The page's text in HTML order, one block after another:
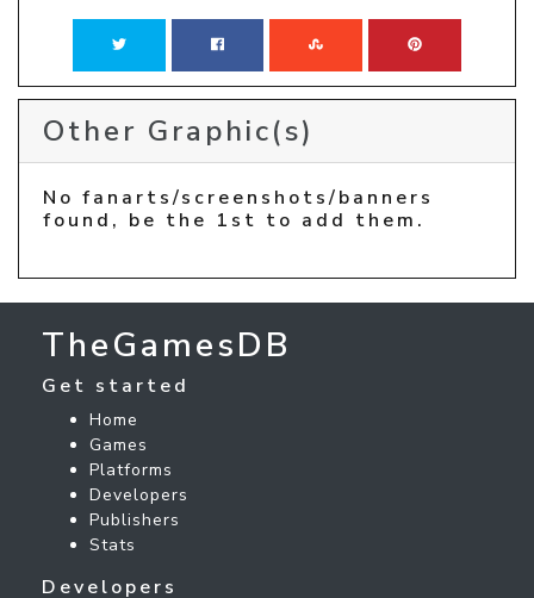
Other Graphic(s)
No fanarts/screenshots/banners
found, be the 1st to add them.
TheGamesDB
Get started
Home
Games
Platforms
Developers
Publishers
Stats
Developers